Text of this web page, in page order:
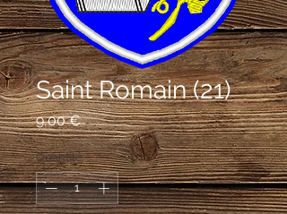
Saint Romain (21)
9,00 €Prix
Quantité *